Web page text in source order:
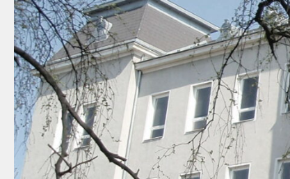
Skip to content